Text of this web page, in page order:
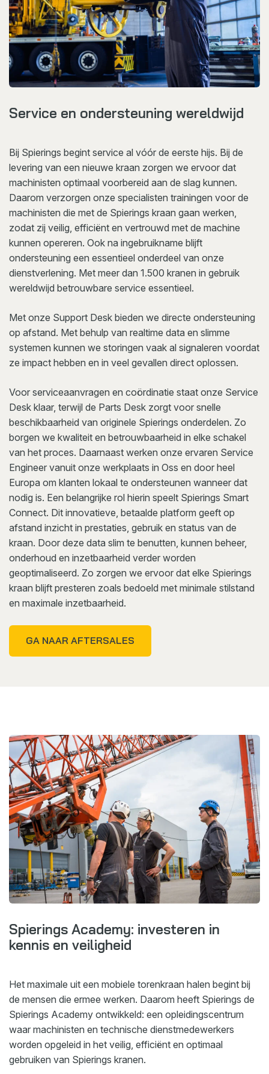
Service en ondersteuning wereldwijd
Bij Spierings begint service al vóór de eerste hijs. Bij de
levering van een nieuwe kraan zorgen we ervoor dat
machinisten optimaal voorbereid aan de slag kunnen.
Daarom verzorgen onze specialisten trainingen voor de
machinisten die met de Spierings kraan gaan werken,
zodat zij veilig, efficiënt en vertrouwd met de machine
kunnen opereren. Ook na ingebruikname blijft
ondersteuning een essentieel onderdeel van onze
dienstverlening. Met meer dan 1.500 kranen in gebruik
wereldwijd betrouwbare service essentieel.
Met onze Support Desk bieden we directe ondersteuning
op afstand. Met behulp van realtime data en slimme
systemen kunnen we storingen vaak al signaleren voordat
ze impact hebben en in veel gevallen direct oplossen.
Voor serviceaanvragen en coördinatie staat onze Service
Desk klaar, terwijl de Parts Desk zorgt voor snelle
beschikbaarheid van originele Spierings onderdelen. Zo
borgen we kwaliteit en betrouwbaarheid in elke schakel
van het proces. Daarnaast werken onze ervaren Service
Engineer vanuit onze werkplaats in Oss en door heel
Europa om klanten lokaal te ondersteunen wanneer dat
nodig is. Een belangrijke rol hierin speelt Spierings Smart
Connect. Dit innovatieve, betaalde platform geeft op
afstand inzicht in prestaties, gebruik en status van de
kraan. Door deze data slim te benutten, kunnen beheer,
onderhoud en inzetbaarheid verder worden
geoptimaliseerd. Zo zorgen we ervoor dat elke Spierings
kraan blijft presteren zoals bedoeld met minimale stilstand
en maximale inzetbaarheid.
GA NAAR AFTERSALES
Spierings Academy: investeren in
kennis en veiligheid
Het maximale uit een mobiele torenkraan halen begint bij
de mensen die ermee werken. Daarom heeft Spierings de
Spierings Academy ontwikkeld: een opleidingscentrum
waar machinisten en technische dienstmedewerkers
worden opgeleid in het veilig, efficiënt en optimaal
gebruiken van Spierings kranen.